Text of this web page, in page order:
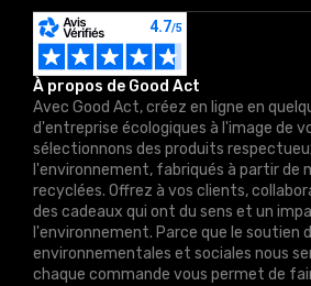
À propos de Good Act
Avec Good Act, créez en ligne en
d'entreprise écologiques à l'image de
sélectionnons des produits
l'environnement, fabriqués à partir de
recyclées. Offrez à vos clients,
des cadeaux qui ont du sens et un
l'environnement. Parce que le soutien
environnementales et sociales nous
chaque commande vous permet de